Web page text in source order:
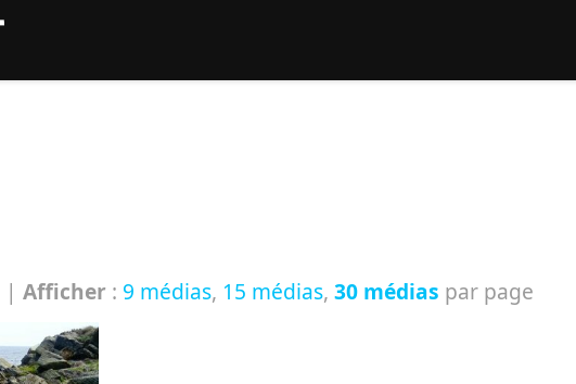
| Afficher : 9 médias, 15 médias, 30 médias par page